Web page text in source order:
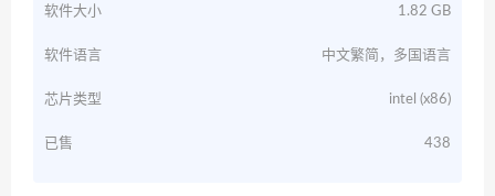
软件大小 1.82 GB
软件语言 中文繁简，多国语言
芯片类型 intel (x86)
已售 438